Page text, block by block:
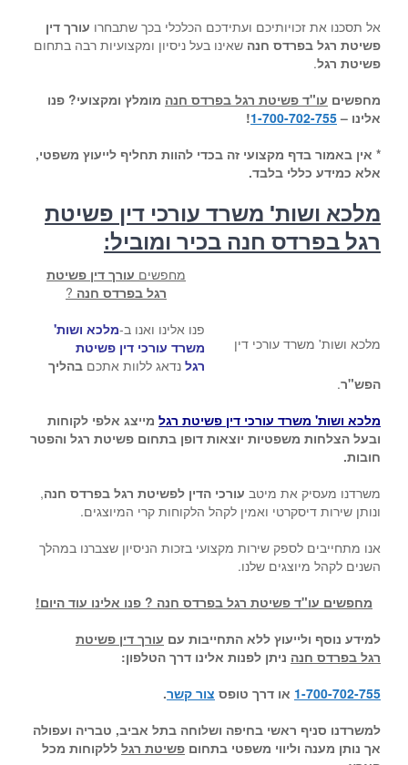
אל תסכנו את זכויותיכם ועתידכם הכלכלי בכך שתבחרו עורך דין
פשיטת רגל בפרדס חנה שאינו בעל ניסיון ומקצועיות רבה בתחום
פשיטת רגל.
מחפשים עו"ד פשיטת רגל בפרדס חנה מומלץ ומקצועי? פנו
אלינו – 1-700-702-755
!
* אין באמור בדף מקצועי זה בכדי להוות תחליף לייעוץ משפטי,
אלא כמידע כללי בלבד.
מלכא ושות' משרד עורכי דין פשיטת
רגל בפרדס חנה בכיר ומוביל:
מלכא ושות' משרד עורכי דין
מחפשים עורך דין פשיטת
רגל בפרדס חנה ?
פנו אלינו ואנו ב-מלכא ושות'
משרד עורכי דין פשיטת
רגל נדאג ללוות אתכם בהליך
הפש"ר.
מלכא ושות' משרד עורכי דין פשיטת רגל מייצג אלפי לקוחות
ובעל הצלחות משפטיות יוצאות דופן בתחום פשיטת רגל והפטר
חובות.
משרדנו מעסיק את מיטב עורכי הדין לפשיטת רגל בפרדס חנה,
ונותן שירות דיסקרטי ואמין לקהל הלקוחות קרי המיוצגים.
אנו מתחייבים לספק שירות מקצועי בזכות הניסיון שצברנו במהלך
השנים לקהל מיוצגים שלנו.
מחפשים עו"ד פשיטת רגל בפרדס חנה ? פנו אלינו עוד היום!
למידע נוסף ולייעוץ ללא התחייבות עם עורך דין פשיטת
רגל בפרדס חנה ניתן לפנות אלינו דרך הטלפון:
1-700-702-755 או דרך טופס צור קשר.
למשרדנו סניף ראשי בחיפה ושלוחה בתל אביב, טבריה ועפולה
אך נותן מענה וליווי משפטי בתחום פשיטת רגל ללקוחות מכל